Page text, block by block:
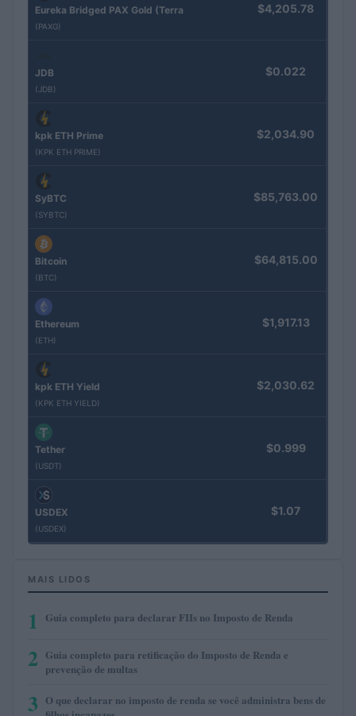
Eureka Bridged PAX Gold (Terra
(PAXG)
$4,205.78
JDB
(JDB)
$0.022
kpk ETH Prime
(KPK ETH PRIME)
$2,034.90
SyBTC
(SYBTC)
$85,763.00
Bitcoin
(BTC)
$64,815.00
Ethereum
(ETH)
$1,917.13
kpk ETH Yield
(KPK ETH YIELD)
$2,030.62
Tether
(USDT)
$0.999
USDEX
(USDEX)
$1.07
MAIS LIDOS
1 Guia completo para declarar FIIs no Imposto de Renda
2 Guia completo para retificação do Imposto de Renda e
prevenção de multas
3 O que declarar no imposto de renda se você administra bens de